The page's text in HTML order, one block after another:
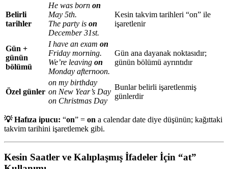
Belirli
tarihler
He was born on
May 5th.
The party is on
December 31st.
Kesin takvim tarihleri “on” ile
işaretlenir
Gün +
günün
bölümü
I have an exam on
Friday morning.
We’re leaving on
Monday afternoon.
Gün ana dayanak noktasıdır;
günün bölümü ayrıntıdır
Özel günler
on my birthday
on New Year’s Day
on Christmas Day
Bunlar belirli işaretlenmiş
günlerdir
💡 Hafıza ipucu: “on” = on a calendar date diye düşünün; kağıttaki
takvim tarihini işaretlemek gibi.
Kesin Saatler ve Kalıplaşmış İfadeler İçin “at”